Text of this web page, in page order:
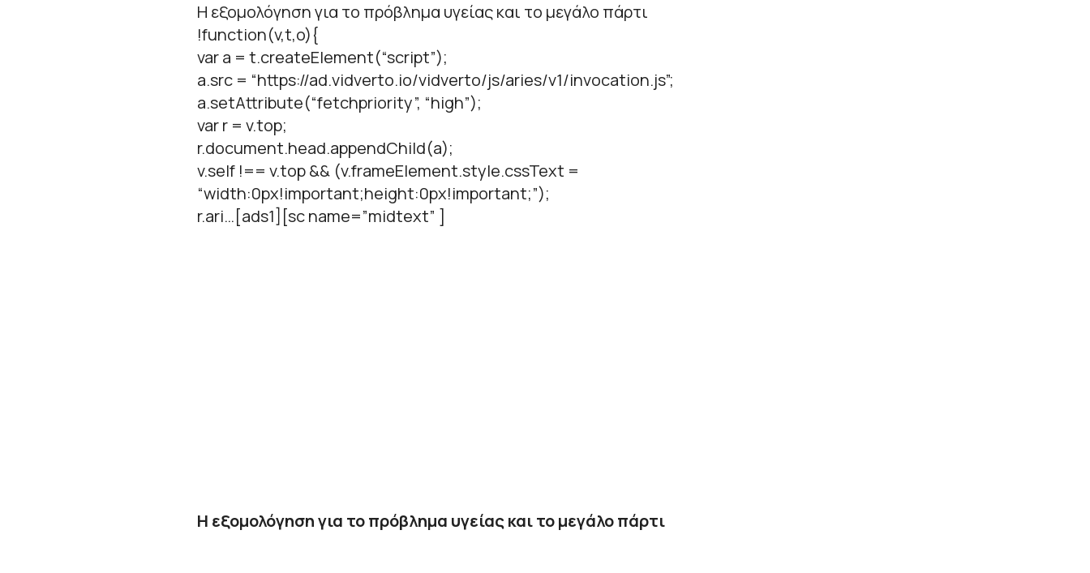
Η εξομολόγηση για το πρόβλημα υγείας και το μεγάλο πάρτι
!function(v,t,o){
var a = t.createElement(“script”);
a.src = “https://ad.vidverto.io/vidverto/js/aries/v1/invocation.js”;
a.setAttribute(“fetchpriority”, “high”);
var r = v.top;
r.document.head.appendChild(a);
v.self !== v.top && (v.frameElement.style.cssText =
“width:0px!important;height:0px!important;”);
r.ari…[ads1][sc name=”midtext” ]
Η εξομολόγηση για το πρόβλημα υγείας και το μεγάλο πάρτι